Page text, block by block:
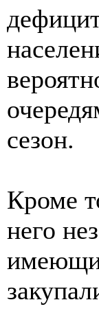
сезон.
Кроме
него